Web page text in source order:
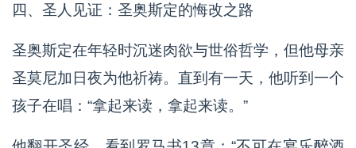
四、圣人见证：圣奥斯定的悔改之路
圣奥斯定在年轻时沉迷肉欲与世俗哲学，但他母亲
圣莫尼加日夜为他祈祷。直到有一天，他听到一个
孩子在唱：“拿起来读，拿起来读。”